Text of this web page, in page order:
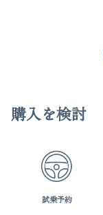
購入を検討
試乗予約